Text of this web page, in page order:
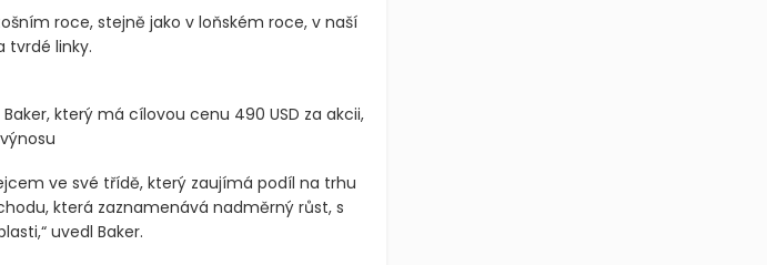
roce, stejně jako v loňském roce, v naší
tvrdé linky.
který má cílovou cenu 490 USD za akcii,
ve své třídě, který zaujímá podíl na trhu
která zaznamenává nadměrný růst, s
uvedl Baker.